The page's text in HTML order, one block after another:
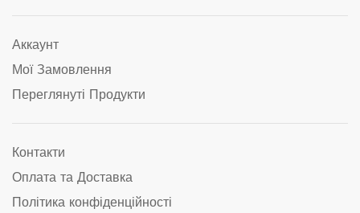
Аккаунт
Мої Замовлення
Переглянуті Продукти
Контакти
Оплата та Доставка
Політика конфіденційності